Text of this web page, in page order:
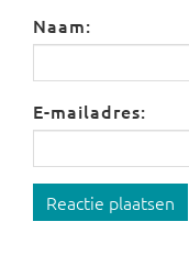
Naam:
E-mailadres:
Reactie plaatsen